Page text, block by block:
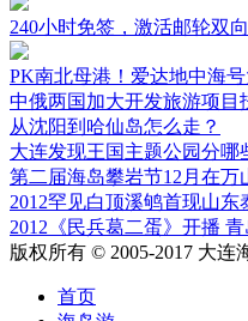
240小时免签，激活邮轮双
PK南北母港！爱达地中海
中俄两国加大开发旅游项目
从沈阳到哈仙岛怎么走？
大连发现王国主题公园分哪
第二届海岛攀岩节12月在万
2012罕见白顶溪鸲首现山东
2012《民兵葛二蛋》开播
版权所有 © 2005-2017 大连
首页